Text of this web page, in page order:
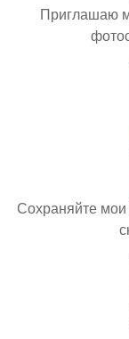
Приглашаю
Сохраняйте